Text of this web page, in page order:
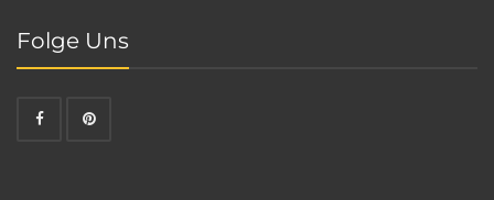
Folge Uns